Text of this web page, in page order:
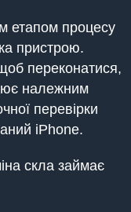
етапом процесу
пристрою.
переконатися,
належним
перевірки
iPhone.
скла займає